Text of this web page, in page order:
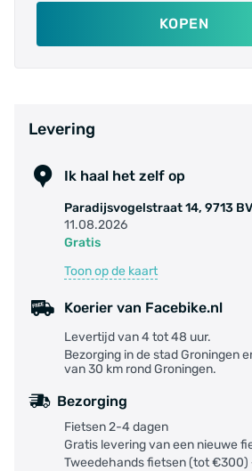
KOPEN
Levering
Ik haal het zelf op
Paradijsvogelstraat 14, 9713
11.08.2026
Gratis
Toon op de kaart
Koerier van Facebike.nl
Levertijd van 4 tot 48 uur.
Bezorging in de stad Groningen
van 30 km rond Groningen.
Bezorging
Fietsen 2-4 dagen
Gratis levering van een nieuwe
Tweedehands fietsen (tot €300)